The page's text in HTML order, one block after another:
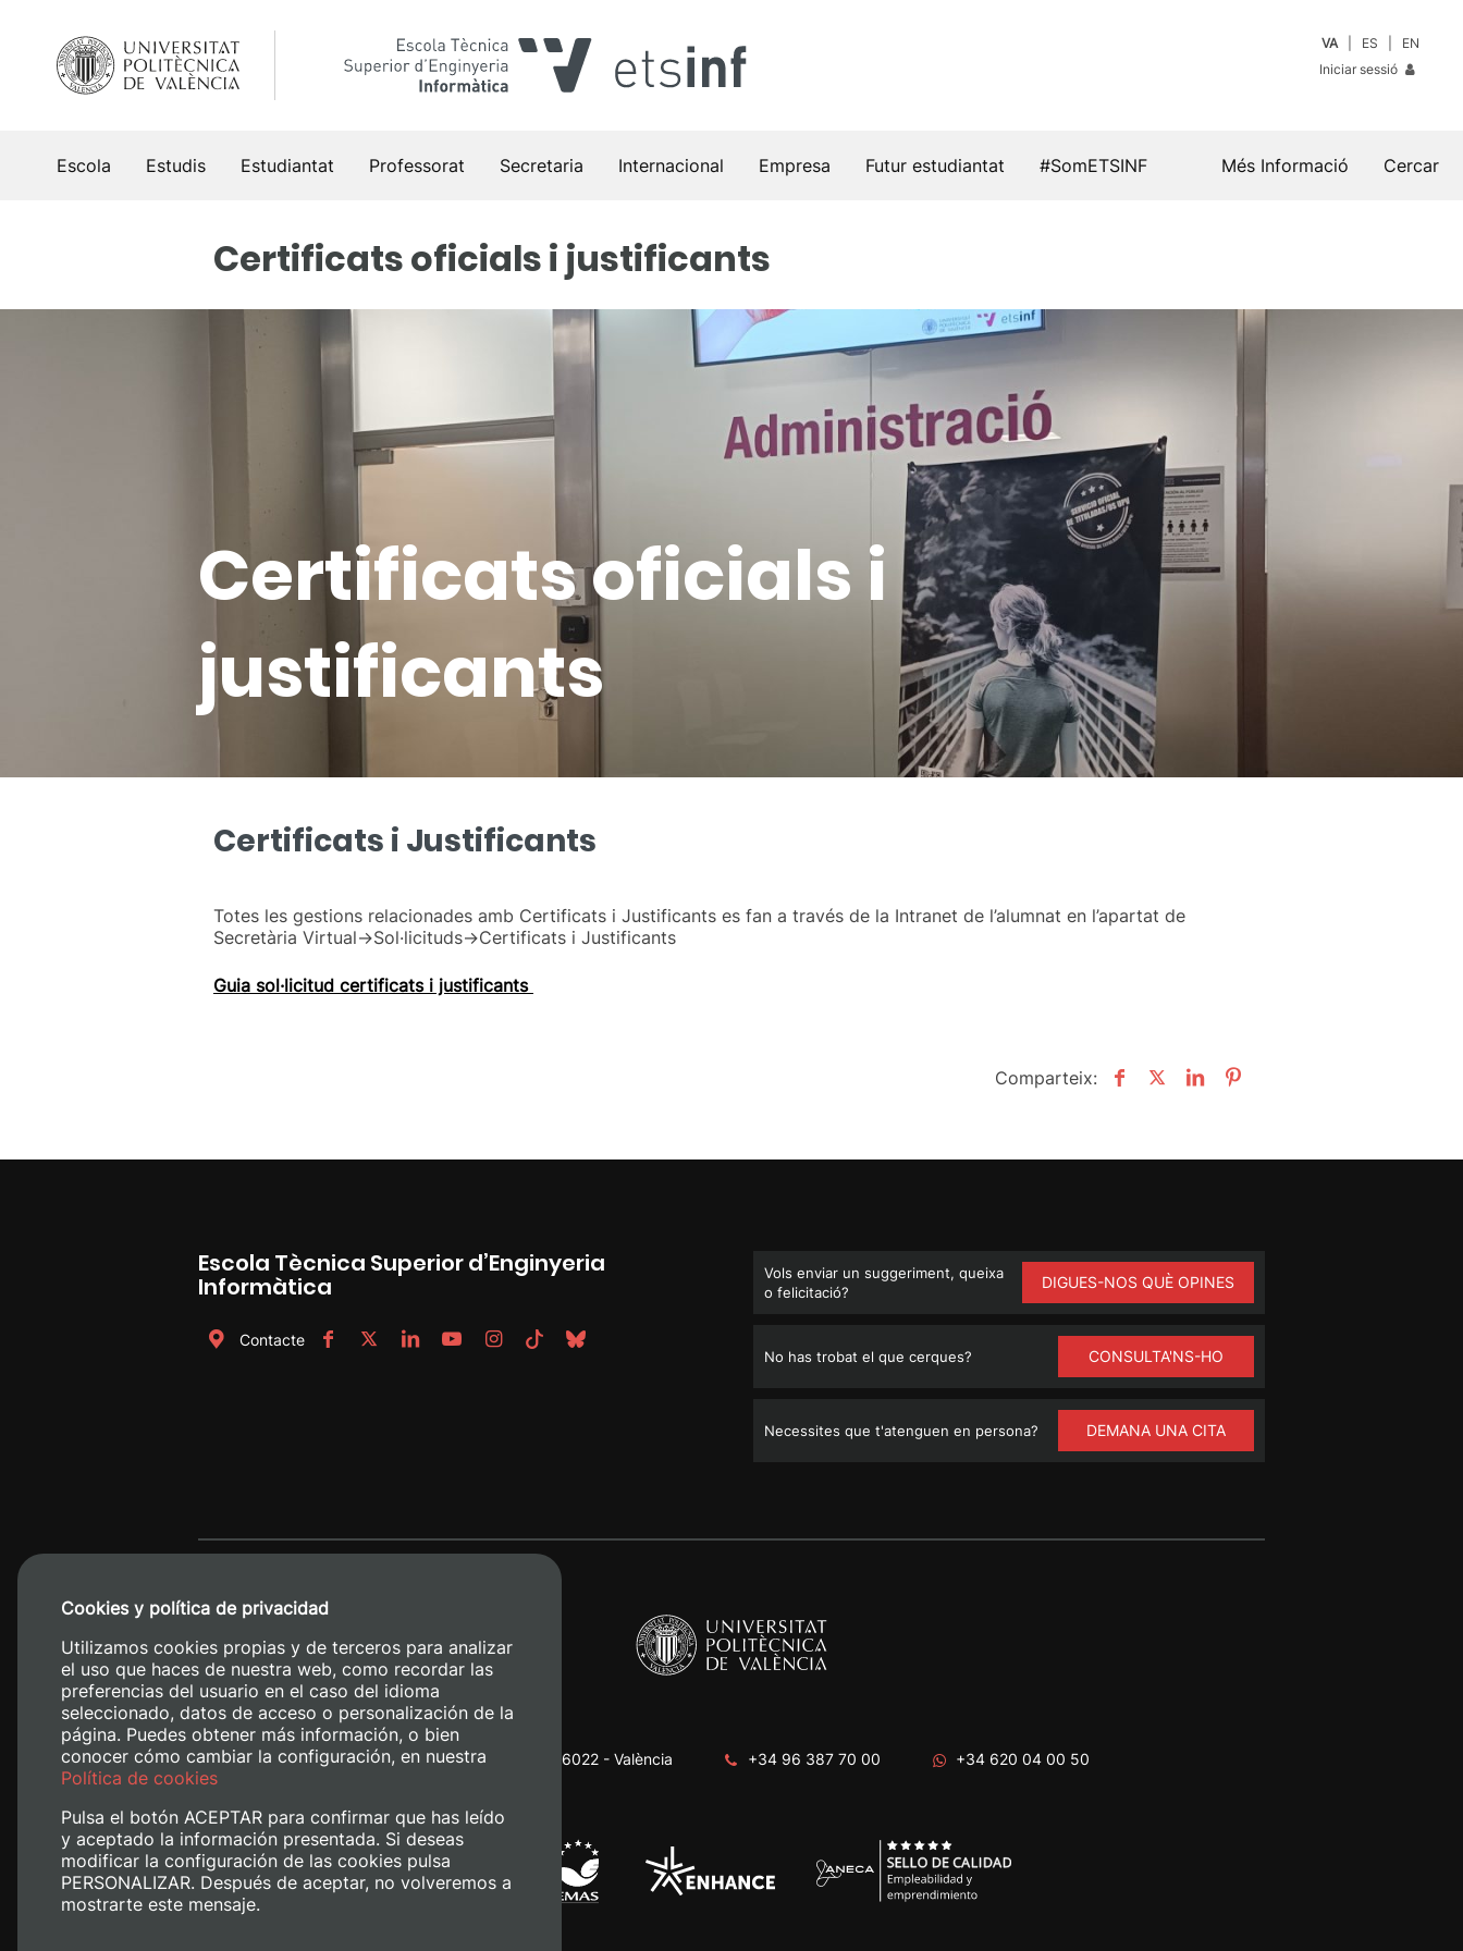
contingut
VA ES
EN
Iniciar sessió
Escola Estudis Estudiantat Professorat Secretaria Internacional Empresa Futur estudiantat #SomETSINF Cercar
Més Informació
Certificats oficials i justificants
Certificats oficials i
justificants
Certificats i Justificants
Totes les gestions relacionades amb Certificats i Justificants es fan a través de la Intranet de l’alumnat en l’apartat de
Secretària Virtual->Sol·licituds->Certificats i Justificants
Guia sol·licitud certificats i justificants
Comparteix:
Escola Tècnica Superior d’Enginyeria
Informàtica
Contacte
Vols enviar un suggeriment, queixa
o felicitació?
DIGUES-NOS QUÈ OPINES
No has trobat el que cerques? CONSULTA'NS-HO
Necessites que t'atenguen en persona? DEMANA UNA CITA
Camino de Vera, s/n. 46022 - València +34 96 387 70 00 +34 620 04 00 50
Cookies y política de privacidad
Utilizamos cookies propias y de terceros para analizar
el uso que haces de nuestra web, como recordar las
preferencias del usuario en el caso del idioma
seleccionado, datos de acceso o personalización de la
página. Puedes obtener más información, o bien
conocer cómo cambiar la configuración, en nuestra
Política de cookies
Pulsa el botón ACEPTAR para confirmar que has leído
y aceptado la información presentada. Si deseas
modificar la configuración de las cookies pulsa
PERSONALIZAR. Después de aceptar, no volveremos a
mostrarte este mensaje.